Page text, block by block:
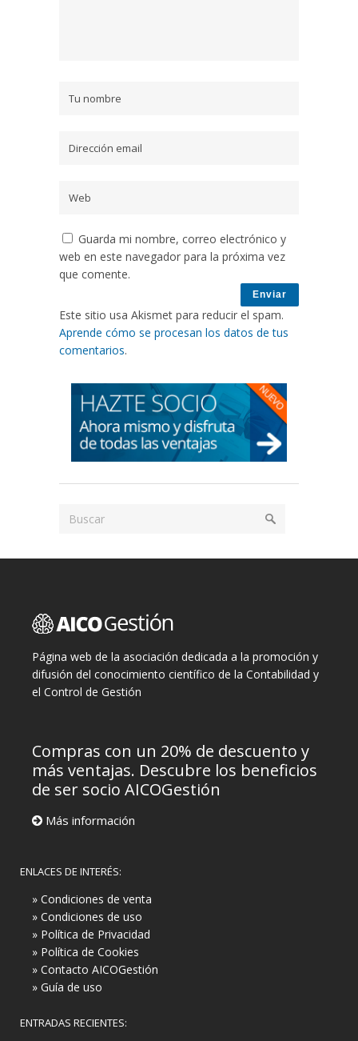
Guarda mi nombre, correo electrónico y
web en este navegador para la próxima vez
que comente.
Este sitio usa Akismet para reducir el spam.
Aprende cómo se procesan los datos de tus
comentarios.
Página web de la asociación dedicada a la promoción y
difusión del conocimiento científico de la Contabilidad y
el Control de Gestión
Compras con un 20% de descuento y
más ventajas. Descubre los beneficios
de ser socio AICOGestión
Más información
ENLACES DE INTERÉS:
» Condiciones de venta
» Condiciones de uso
» Política de Privacidad
» Política de Cookies
» Contacto AICOGestión
» Guía de uso
ENTRADAS RECIENTES: